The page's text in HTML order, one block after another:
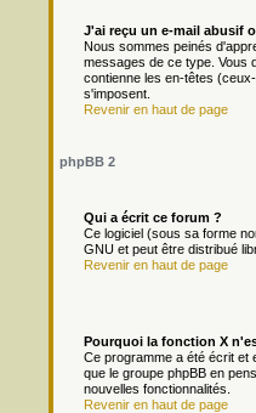
J'ai reçu un e-mail abusif
Nous sommes peinés
messages de ce type. Vous
contienne les en-têtes
s'imposent.
Revenir en haut de page
phpBB 2
Qui a écrit ce forum ?
Ce logiciel (sous sa forme
GNU et peut être distribué
Revenir en haut de page
Pourquoi la fonction X
Ce programme a été écrit et
que le groupe phpBB en
nouvelles fonctionnalités.
Revenir en haut de page